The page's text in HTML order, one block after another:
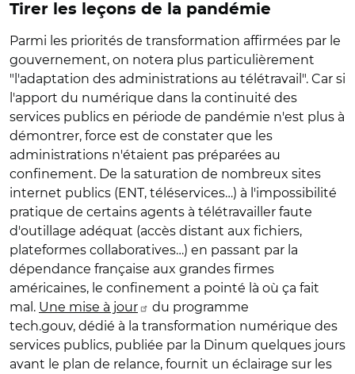
Tirer les leçons de la pandémie
Parmi les priorités de transformation affirmées par le
gouvernement, on notera plus particulièrement
"l'adaptation des administrations au télétravail". Car si
l'apport du numérique dans la continuité des
services publics en période de pandémie n'est plus à
démontrer, force est de constater que les
administrations n'étaient pas préparées au
confinement. De la saturation de nombreux sites
internet publics (ENT, téléservices…) à l'impossibilité
pratique de certains agents à télétravailler faute
d'outillage adéquat (accès distant aux fichiers,
plateformes collaboratives…) en passant par la
dépendance française aux grandes firmes
américaines, le confinement a pointé là où ça fait
mal. Une mise à jour
du programme
tech.gouv, dédié à la transformation numérique des
services publics, publiée par la Dinum quelques jours
avant le plan de relance, fournit un éclairage sur les